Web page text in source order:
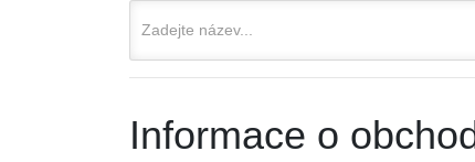
Informace o